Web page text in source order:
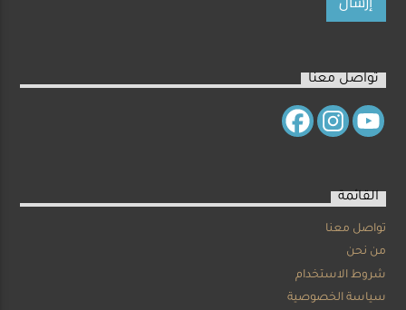
تواصل معنا
القائمة
تواصل معنا
من نحن
شروط الاستخدام
سياسة الخصوصية